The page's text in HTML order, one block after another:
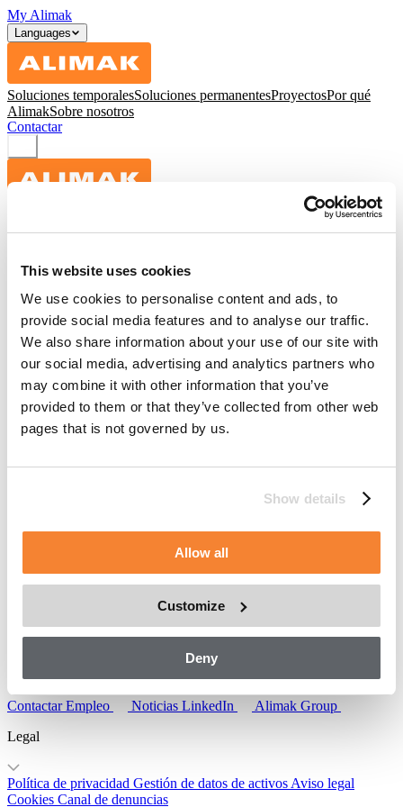
This website uses cookies
We use cookies to personalise content and ads, to
provide social media features and to analyse our traffic.
We also share information about your use of our site with
our social media, advertising and analytics partners who
may combine it with other information that you’ve
provided to them or that they’ve collected from other web
pages that is not governed by us.
Show details
Allow all
Customize
Deny
My Alimak
Languages
Soluciones temporalesSoluciones permanentesProyectosPor qué
AlimakSobre nosotros
Contactar
Soluciones temporales
digitales Piezas y servicios
Segmentos Productos Servicios digitales Piezas y servicios
Por qué Alimak
Seguridad
Proyectos
Sobre nosotros
Contactar Empleo Noticias LinkedIn
Alimak Group
Legal
Servicios
Segmentos Productos Servicios digitales Piezas y servicios
Por qué Alimak
Seguridad
Proyectos
Contactar Empleo Noticias LinkedIn
Alimak Group
Legal
Política de privacidad Gestión de datos de activos Aviso legal
Cookies Canal de denuncias